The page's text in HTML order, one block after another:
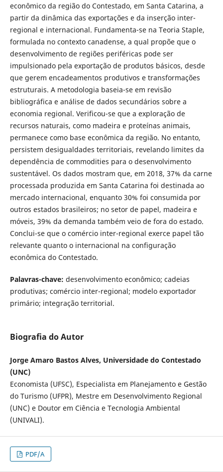
econômico da região do Contestado, em Santa Catarina, a
partir da dinâmica das exportações e da inserção inter-
regional e internacional. Fundamenta-se na Teoria Staple,
formulada no contexto canadense, a qual propõe que o
desenvolvimento de regiões periféricas pode ser
impulsionado pela exportação de produtos básicos, desde
que gerem encadeamentos produtivos e transformações
estruturais. A metodologia baseia-se em revisão
bibliográfica e análise de dados secundários sobre a
economia regional. Verificou-se que a exploração de
recursos naturais, como madeira e proteínas animais,
permanece como base econômica da região. No entanto,
persistem desigualdades territoriais, revelando limites da
dependência de commodities para o desenvolvimento
sustentável. Os dados mostram que, em 2018, 37% da carne
processada produzida em Santa Catarina foi destinada ao
mercado internacional, enquanto 30% foi consumida por
outros estados brasileiros; no setor de papel, madeira e
móveis, 39% da demanda também veio de fora do estado.
Conclui-se que o comércio inter-regional exerce papel tão
relevante quanto o internacional na configuração
econômica do Contestado.
Palavras-chave: desenvolvimento econômico; cadeias
produtivas; comércio inter-regional; modelo exportador
primário; integração territorial.
Biografia do Autor
Jorge Amaro Bastos Alves, Universidade do Contestado
(UNC)
Economista (UFSC), Especialista em Planejamento e Gestão
do Turismo (UFPR), Mestre em Desenvolvimento Regional
(UNC) e Doutor em Ciência e Tecnologia Ambiental
(UNIVALI).
PDF/A